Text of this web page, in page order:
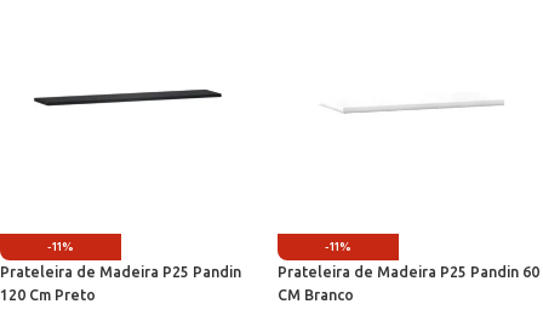
-11%
Prateleira de Madeira P25 Pandin
120 Cm Preto
-11%
Prateleira de Madeira P25 Pandin 60
CM Branco